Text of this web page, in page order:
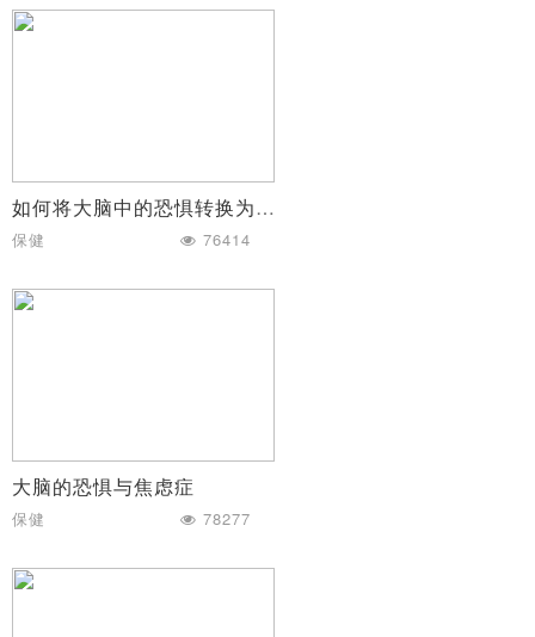
如何将大脑中的恐惧转换为安全感
保健 76414
大脑的恐惧与焦虑症
保健 78277